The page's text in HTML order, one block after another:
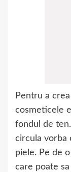
Pentru a
cosmeticele
fondul de
circula vorba
piele. Pe de
care poate